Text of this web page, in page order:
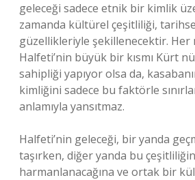
geleceği sadece etnik bir kimlik
zamanda kültürel çeşitliliği,
güzellikleriyle şekillenecektir. Her
Halfeti’nin büyük bir kısmı Kürt
sahipliği yapıyor olsa da,
kimliğini sadece bu faktörle
anlamıyla yansıtmaz.
Halfeti’nin geleceği, bir yanda
taşırken, diğer yanda bu
harmanlanacağına ve ortak bir